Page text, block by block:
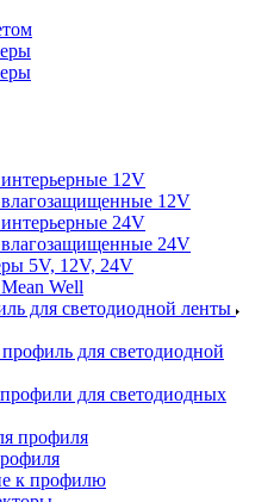
12V
12V
24V
24V
5V, 12V, 24V
Well
для светодиодной ленты
для светодиодной
для светодиодных
профиля
к профилю